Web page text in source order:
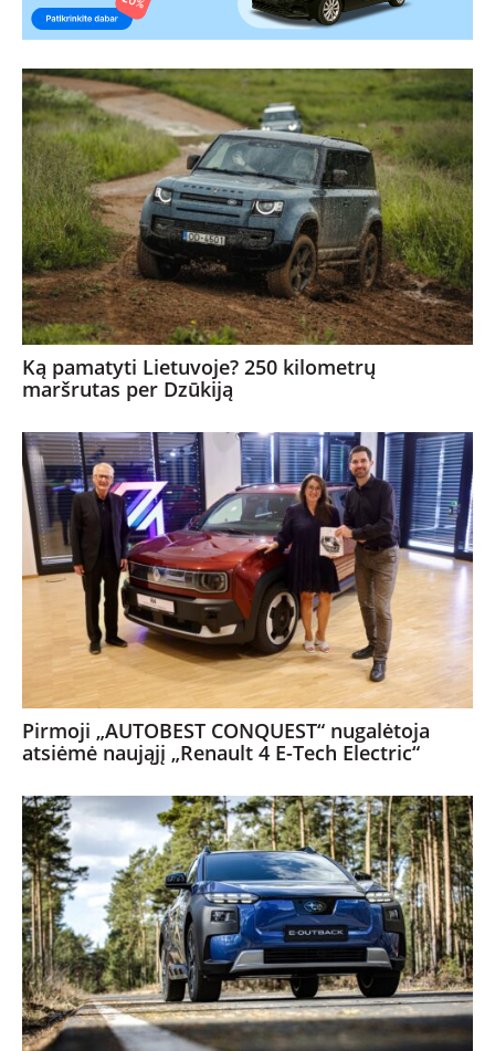
TESTAI
NAUJI
NAUDOTI
REPORTAŽAI
SPORTAS
PATARIMAI
ĮVAIRENYBĖS
Ką pamatyti Lietuvoje? 250 kilometrų
maršrutas per Dzūkiją
Pirmoji „AUTOBEST CONQUEST“ nugalėtoja
atsiėmė naująjį „Renault 4 E-Tech Electric“